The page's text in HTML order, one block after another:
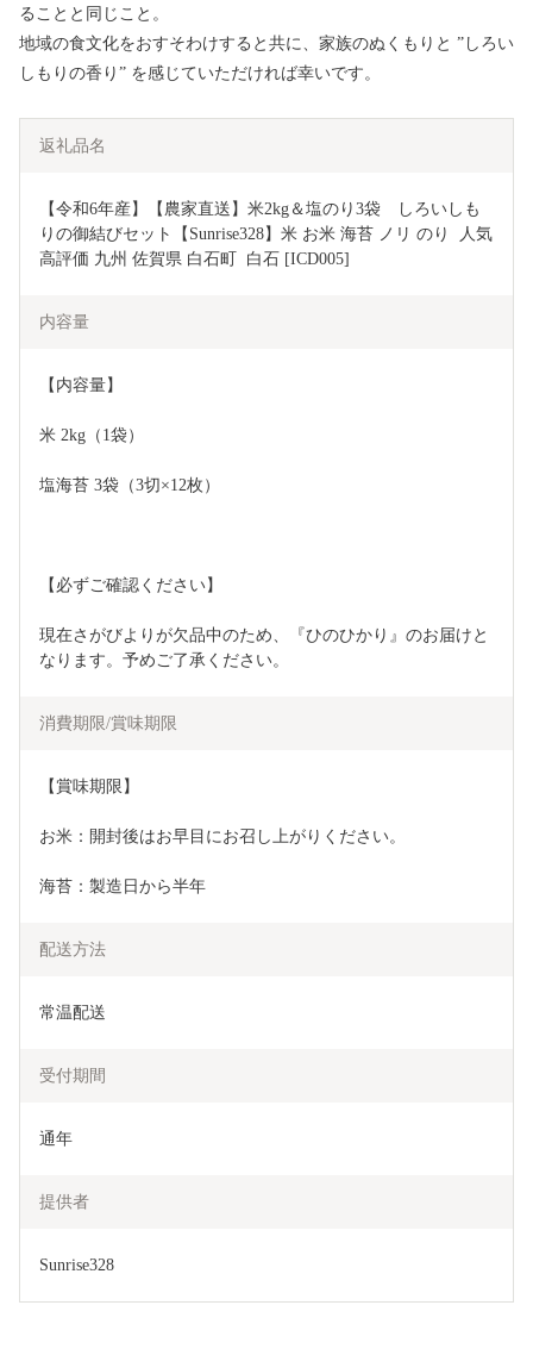
ることと同じこと。
地域の食文化をおすそわけすると共に、家族のぬくもりと ”しろい
しもりの香り” を感じていただければ幸いです。
返礼品名
【令和6年産】【農家直送】米2kg＆塩のり3袋　しろいしも
りの御結びセット【Sunrise328】米 お米 海苔 ノリ のり  人気
高評価 九州 佐賀県 白石町  白石 [ICD005]
内容量
【内容量】
米 2kg（1袋）
塩海苔 3袋（3切×12枚）
【必ずご確認ください】
現在さがびよりが欠品中のため、『ひのひかり』のお届けと
なります。予めご了承ください。
消費期限/賞味期限
【賞味期限】
お米：開封後はお早目にお召し上がりください。
海苔：製造日から半年
配送方法
常温配送
受付期間
通年
提供者
Sunrise328